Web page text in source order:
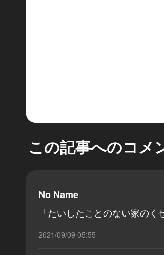
この記事へのコメ
No Name
「たいしたことのない家の
2021/09/09 05:55